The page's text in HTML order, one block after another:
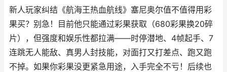
新人玩家纠结《航海王热血航线》塞尼奥尔值不值得用彩
果买？别急！目前他只能通过彩果获取（680彩果换20碎
片），但强度和娱乐性都拉满——时停潜地、4帧起手、7
连跳无人能敌、真男人封技能，对面打又打差点、跑又跑
不掉。如果你彩果没更紧急用途，入手完全不亏！后续也